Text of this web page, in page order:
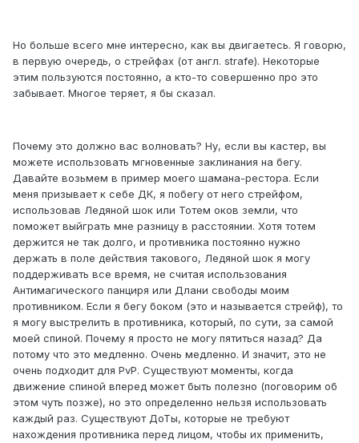
Но больше всего мне интересно, как вы двигаетесь. Я говорю,
в первую очередь, о стрейфах (от англ. strafe). Некоторые
этим пользуются постоянно, а кто-то совершенно про это
забывает. Многое теряет, я бы сказал.
Почему это должно вас волновать? Ну, если вы кастер, вы
можете использовать мгновенные заклинания на бегу.
Давайте возьмем в пример моего шамана-рестора. Если
меня призывает к себе ДК, я побегу от него стрейфом,
использовав Ледяной шок или Тотем оков земли, что
поможет выйграть мне разницу в расстоянии. Хотя тотем
держится не так долго, и противника постоянно нужно
держать в поле действия такового, Ледяной шок я могу
поддерживать все время, не считая использования
Антимагического панциря или Длани свободы моим
противником. Если я бегу боком (это и называется стрейф), то
я могу выстрелить в противника, который, по сути, за самой
моей спиной. Почему я просто не могу пятиться назад? Да
потому что это медленно. Очень медленно. И значит, это не
очень подходит для PvP. Существуют моменты, когда
движение спиной вперед может быть полезно (поговорим об
этом чуть позже), но это определенно нельзя использовать
каждый раз. Существуют ДоТы, которые не требуют
нахождения противника перед лицом, чтобы их применить,